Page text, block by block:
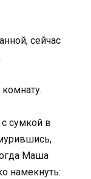
сейчас
сумкой в
Маша
намекнуть: